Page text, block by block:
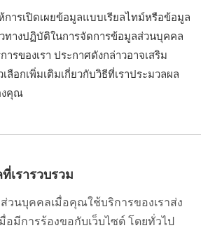
การเปิดเผยข้อมูลแบบเรียลไทม์หรือข้อมูล
ทางปฏิบัติในการจัดการข้อมูลส่วนบุคคล
ารของเรา ประกาศดังกล่าวอาจเสริม
ลือกเพิ่มเติมเกี่ยวกับวิธีที่เราประมวลผล
งคุณ
เรารวบรวม
วนบุคคลเมื่อคุณใช้บริการของเราส่ง
มีการร้องขอกับเว็บไซต์ โดยทั่วไป